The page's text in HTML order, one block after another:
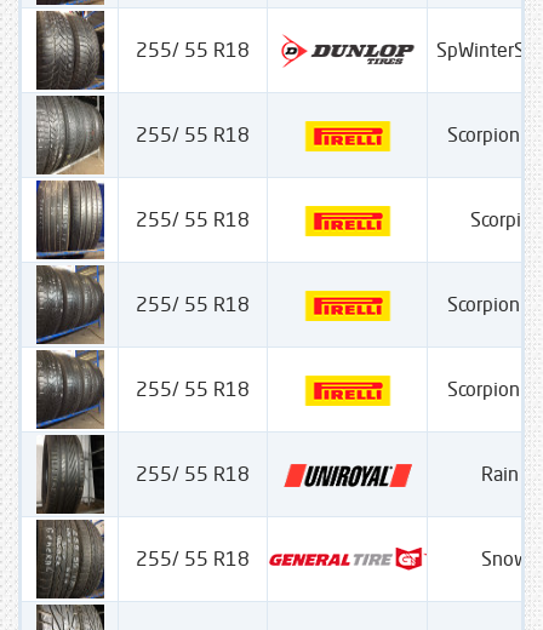
255/ 55 R18
255/ 55 R18 Scorpion
255/ 55 R18
255/ 55 R18 Scorpion
255/ 55 R18 Scorpion
255/ 55 R18 Rain
255/ 55 R18